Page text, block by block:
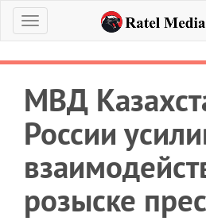
Меню
МВД
России
розыске